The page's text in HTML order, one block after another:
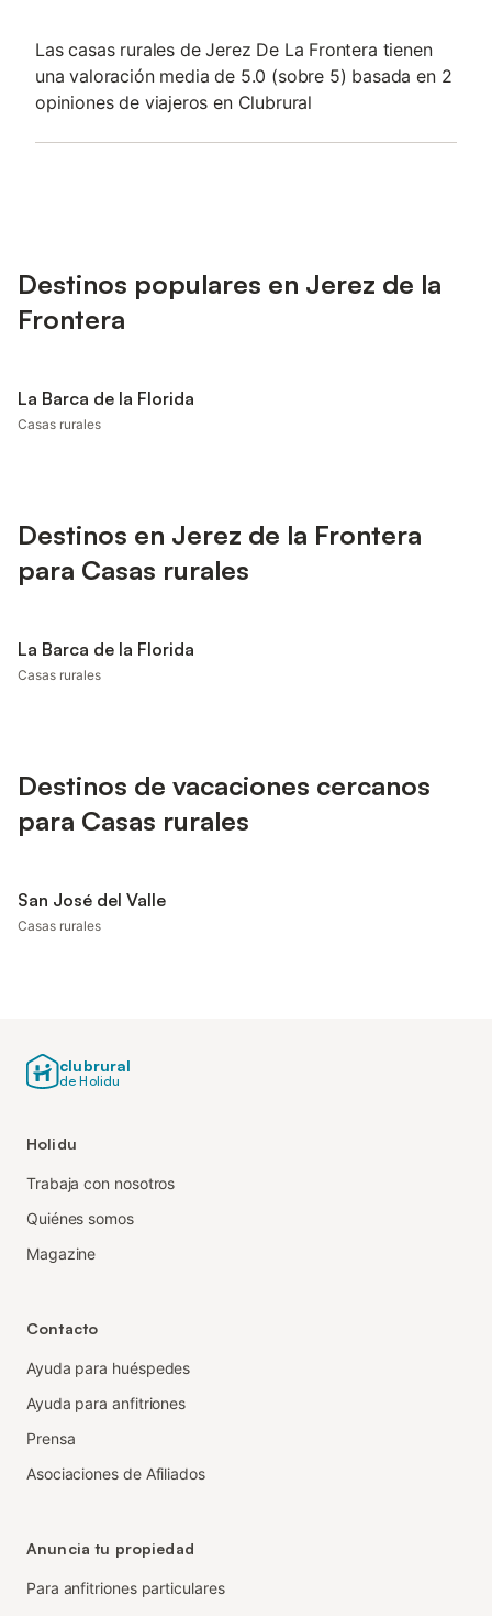
Las casas rurales de Jerez De La Frontera tienen
una valoración media de 5.0 (sobre 5) basada en 2
opiniones de viajeros en Clubrural
Destinos populares en Jerez de la
Frontera
La Barca de la Florida
Casas rurales
Destinos en Jerez de la Frontera
para Casas rurales
La Barca de la Florida
Casas rurales
Destinos de vacaciones cercanos
para Casas rurales
San José del Valle
Casas rurales
clubrural
de Holidu
Holidu
Trabaja con nosotros
Quiénes somos
Magazine
Contacto
Ayuda para huéspedes
Ayuda para anfitriones
Prensa
Asociaciones de Afiliados
Anuncia tu propiedad
Para anfitriones particulares